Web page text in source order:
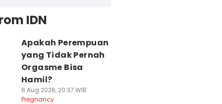
IDN
Apakah Perempuan
yang Tidak Pernah
Orgasme Bisa
Hamil?
6 Aug 2026, 20:37 WIB
Pregnancy